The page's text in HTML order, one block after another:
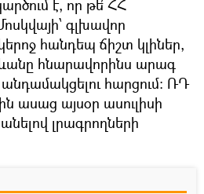
է, որ թե՛ ՀՀ
գլխավոր
հանդեպ ճիշտ կլիներ,
հնարավորինս արագ
հարցում։ ՌԴ
ասաց այսօր ասուլիսի
լրագրողների